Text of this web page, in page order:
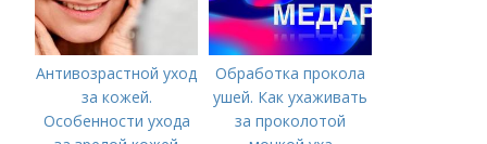
Антивозрастной уход
за кожей.
Особенности ухода
Обработка прокола
ушей. Как ухаживать
за проколотой